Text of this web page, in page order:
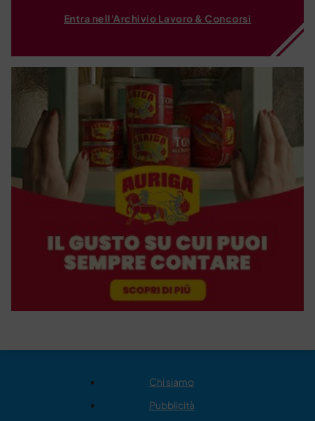
Entra nell'Archivio Lavoro & Concorsi
Chi siamo
Pubblicità